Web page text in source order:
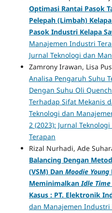
Optimasi Rantai Pasok
Pelepah (Limbah)
Pasok Industri Kelapa
Manajemen Industri
Jurnal Teknologi dan
Zamrony Irawan, Lisa
Analisa Pengaruh Suhu
Dengan Suhu Oli
Terhadap Sifat Mekanis
Teknologi dan
2 (2023): Jurnal
Terapan
Rizal Nurhadi, Ade
Balancing Dengan
(VSM)Dan Moodie Young
MeminimalkanIdle Time
Kasus : PT. Elektronik
dan Manajemen Industri